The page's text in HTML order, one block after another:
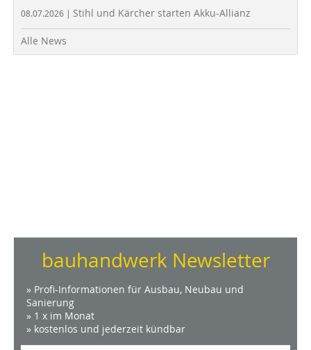
08.07.2026 | Stihl und Kärcher starten Akku-Allianz
Alle News
bauhandwerk Newsletter
» Profi-Informationen für Ausbau, Neubau und
Sanierung
» 1 x im Monat
» kostenlos und jederzeit kündbar